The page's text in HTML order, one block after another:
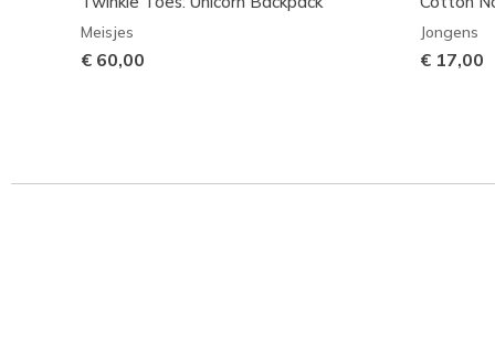
Meisjes
€ 60,00
Jongens
€ 17,00